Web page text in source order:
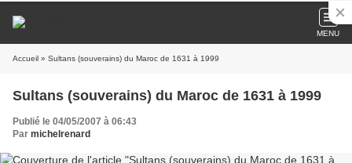
MENU
Accueil » Sultans (souverains) du Maroc de 1631 à 1999
Sultans (souverains) du Maroc de 1631 à 1999
Publié le 04/05/2007 à 06:43
Par michelrenard